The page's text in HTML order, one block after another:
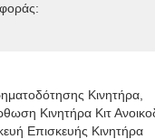
Κινητήρα
Κινητήρα Κιτ
Επισκευής Κινητήρα